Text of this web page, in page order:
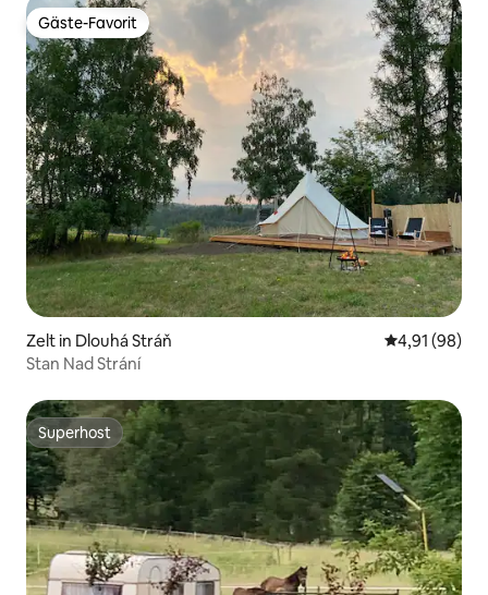
Gäste-Favorit
Gäste-Favorit
Zelt in Dlouhá Stráň
4,91 (98)
Stan Nad Strání
Superhost
Superhost